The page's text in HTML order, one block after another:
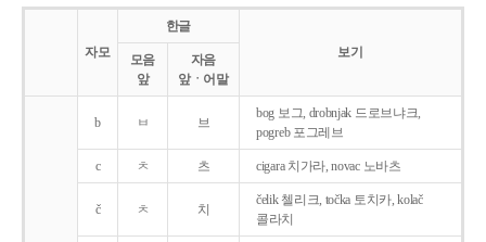
자모
한글
보기
모음
앞
자음
앞ㆍ어말
b ㅂ 브
bog 보그, drobnjak 드로브냐크,
pogreb 포그레브
c ㅊ 츠 cigara 치가라, novac 노바츠
č ㅊ 치
čelik 첼리크, točka 토치카, kolač
콜라치